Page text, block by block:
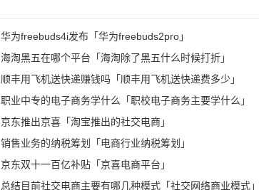
华为freebuds4i发布「华为freebuds2pro」
海淘黑五在哪个平台「海淘除了黑五什么时候打折」
顺丰用飞机送快递赚钱吗「顺丰用飞机送快递费多少」
职业中专的电子商务学什么「职校电子商务主要学什么」
京东推出京喜「淘宝推出的社交电商」
销售业务的纳税筹划「电商行业纳税筹划」
京东双十一百亿补贴「京喜电商平台」
总结目前社交电商主要有哪几种模式「社交网络商业模式」